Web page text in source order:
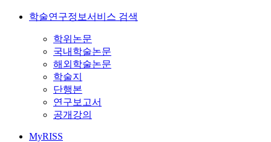
학술연구정보서비스 검색
학위논문
국내학술논문
해외학술논문
학술지
단행본
연구보고서
공개강의
MyRISS